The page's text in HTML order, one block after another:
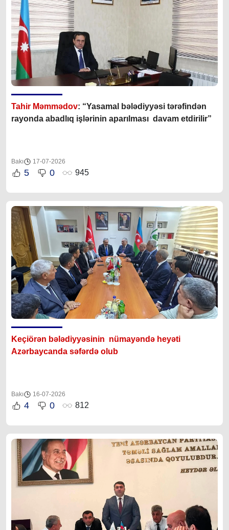
Tahir Məmmədov: “Yasamal bələdiyyəsi tərəfindən
rayonda abadlıq işlərinin aparılması davam etdirilir”
Bakı 17-07-2026
5 0 945
Keçiörən bələdiyyəsinin nümayəndə heyəti
Azərbaycanda səfərdə olub
Bakı 16-07-2026
4 0 812